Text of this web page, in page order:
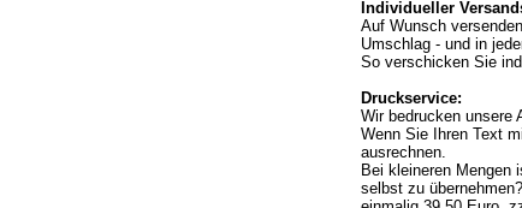
Individueller
Auf Wunsch
Umschlag - und in
So verschicken Sie
Druckservice:
Wir bedrucken unsere
Wenn Sie Ihren Text
ausrechnen.
Bei kleineren Mengen
selbst zu